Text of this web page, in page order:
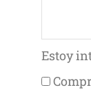
Estoy